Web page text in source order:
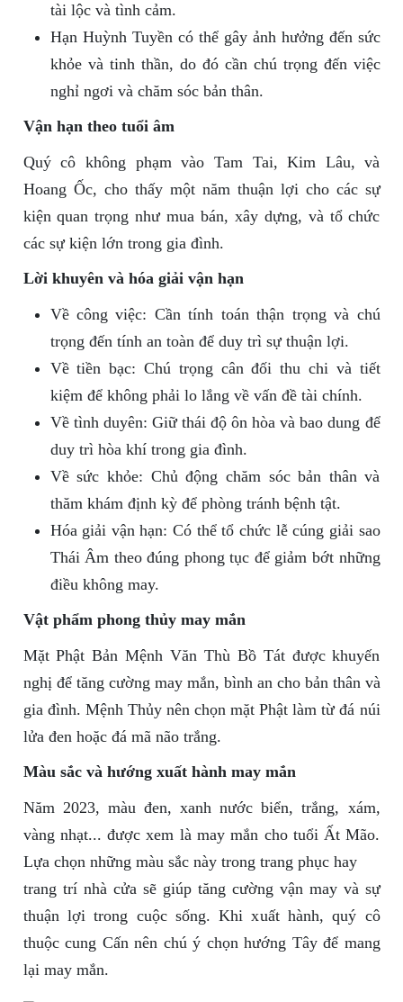
tài lộc và tình cảm.
Hạn Huỳnh Tuyền có thể gây ảnh hưởng đến sức
khỏe và tinh thần, do đó cần chú trọng đến việc
nghỉ ngơi và chăm sóc bản thân.
Vận hạn theo tuổi âm
Quý cô không phạm vào Tam Tai, Kim Lâu, và
Hoang Ốc, cho thấy một năm thuận lợi cho các sự
kiện quan trọng như mua bán, xây dựng, và tổ chức
các sự kiện lớn trong gia đình.
Lời khuyên và hóa giải vận hạn
Về công việc: Cần tính toán thận trọng và chú
trọng đến tính an toàn để duy trì sự thuận lợi.
Về tiền bạc: Chú trọng cân đối thu chi và tiết
kiệm để không phải lo lắng về vấn đề tài chính.
Về tình duyên: Giữ thái độ ôn hòa và bao dung để
duy trì hòa khí trong gia đình.
Về sức khỏe: Chủ động chăm sóc bản thân và
thăm khám định kỳ để phòng tránh bệnh tật.
Hóa giải vận hạn: Có thể tổ chức lễ cúng giải sao
Thái Âm theo đúng phong tục để giảm bớt những
điều không may.
Vật phẩm phong thủy may mắn
Mặt Phật Bản Mệnh Văn Thù Bồ Tát được khuyến
nghị để tăng cường may mắn, bình an cho bản thân và
gia đình. Mệnh Thủy nên chọn mặt Phật làm từ đá núi
lửa đen hoặc đá mã não trắng.
Màu sắc và hướng xuất hành may mắn
Năm 2023, màu đen, xanh nước biển, trắng, xám,
vàng nhạt... được xem là may mắn cho tuổi Ất Mão.
Lựa chọn những màu sắc này trong trang phục hay
trang trí nhà cửa sẽ giúp tăng cường vận may và sự
thuận lợi trong cuộc sống. Khi xuất hành, quý cô
thuộc cung Cấn nên chú ý chọn hướng Tây để mang
lại may mắn.